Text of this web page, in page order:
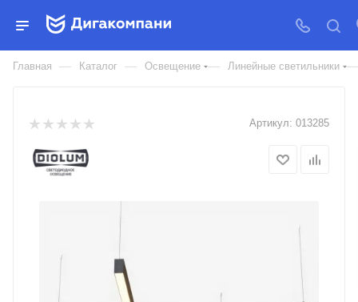
ПОДВЕСНОЙ СВЕТИЛЬНИК
LP85-TRIOLA-DUO-500
Главная — Каталог — Освещение — Линейные светильники —
Артикул: 013285